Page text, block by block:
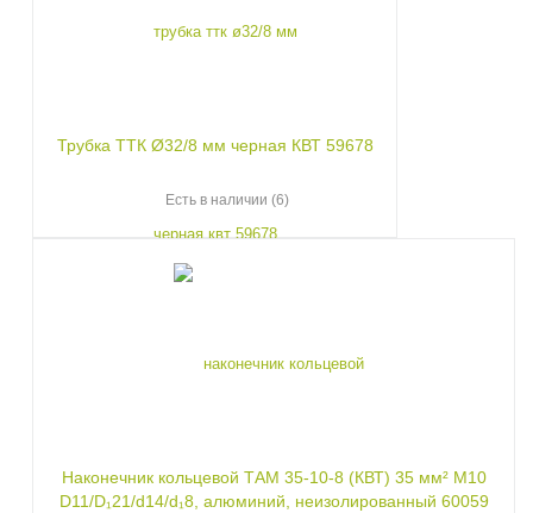
Трубка ТТК Ø32/8 мм черная КВТ 59678
Есть в наличии (6)
Наконечник кольцевой ТАМ 35-10-8 (КВТ) 35 мм² М10
D11/D₁21/d14/d₁8, алюминий, неизолированный 60059